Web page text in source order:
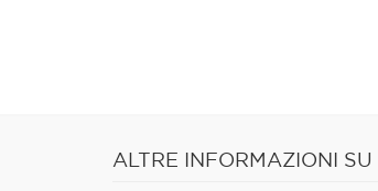
ALTRE INFORMAZIONI SU